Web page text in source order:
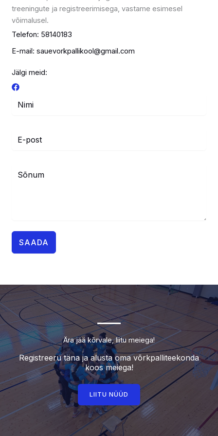
treeningute ja registreerimisega, vastame esimesel
võimalusel.
Telefon: 58140183
E-mail: sauevorkpallikool@gmail.com
Jälgi meid:
SAADA
Ära jää kõrvale, liitu meiega!
Registreeru täna ja alusta oma võrkpalliteekonda
koos meiega!
LIITU NÜÜD